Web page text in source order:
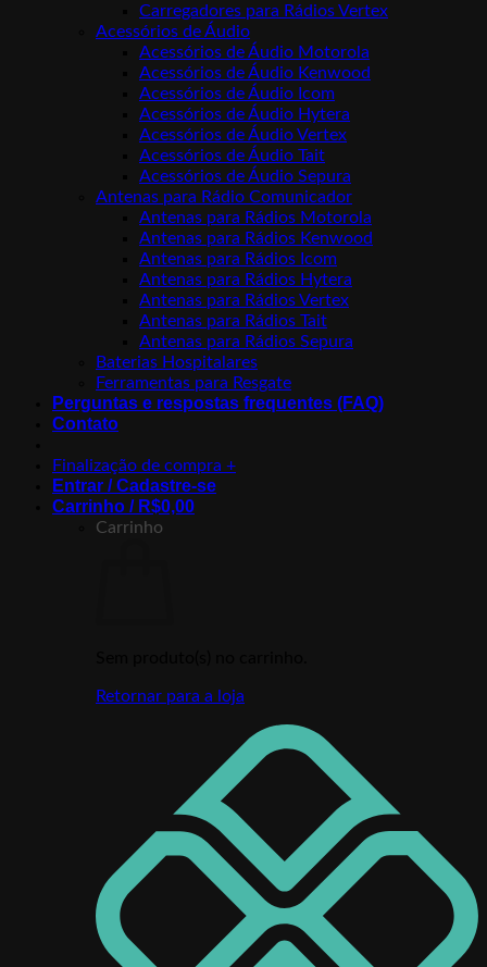
Carregadores para Rádios Vertex
Acessórios de Áudio
Acessórios de Áudio Motorola
Acessórios de Áudio Kenwood
Acessórios de Áudio Icom
Acessórios de Áudio Hytera
Acessórios de Áudio Vertex
Acessórios de Áudio Tait
Acessórios de Áudio Sepura
Antenas para Rádio Comunicador
Antenas para Rádios Motorola
Antenas para Rádios Kenwood
Antenas para Rádios Icom
Antenas para Rádios Hytera
Antenas para Rádios Vertex
Antenas para Rádios Tait
Antenas para Rádios Sepura
Baterias Hospitalares
Ferramentas para Resgate
Perguntas e respostas frequentes (FAQ)
Contato
Finalização de compra +
Entrar / Cadastre-se
Carrinho / R$0,00
Carrinho
Retornar para a loja